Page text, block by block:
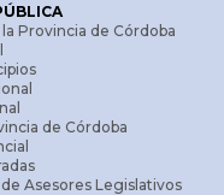
Provincia de Córdoba
de Córdoba
Asesores Legislativos